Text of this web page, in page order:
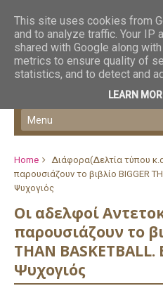
Home Διάφορα(Δελτία τύπου
παρουσιάζουν το βιβλίο BIGGER
Ψυχογιός
Οι αδελφοί
παρουσιάζουν το
THAN BASKETBALL.
Ψυχογιός
This site uses cookies from
and to analyze traffic. Your IP
shared with Google along
metrics to ensure quality of
statistics, and to detect and
LEARN